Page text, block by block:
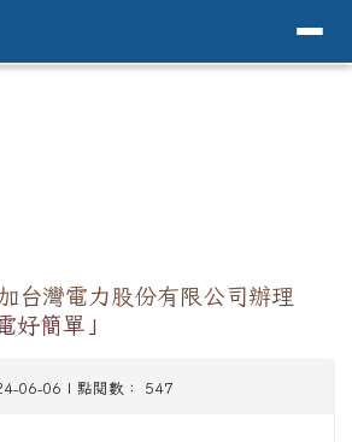
中原國小全球資訊
台灣電力股份有限公司辦理
好簡單」
06-06 | 點閱數： 547